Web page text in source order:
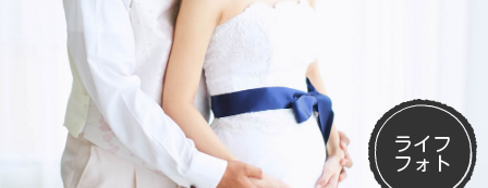
ライフ
フォト